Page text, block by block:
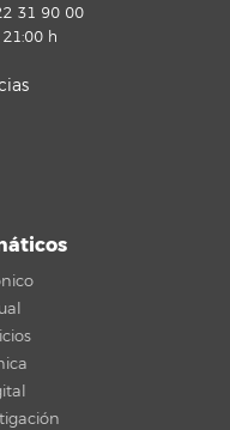
31 90 00
21:00 h